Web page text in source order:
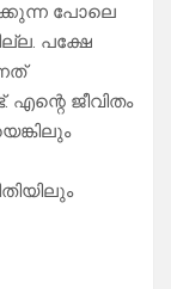
പോലെ
പക്ഷേ
ജീവിതം